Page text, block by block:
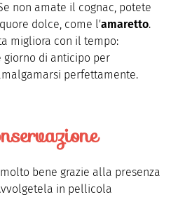
non amate il cognac, potete
dolce, come l'amaretto.
migliora con il tempo:
di anticipo per
perfettamente.
bene grazie alla presenza
in pellicola